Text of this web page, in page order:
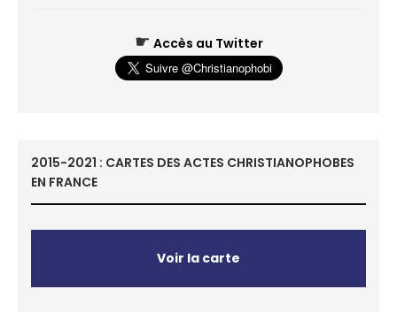
☛ Accès au Twitter
2015-2021 : CARTES DES ACTES CHRISTIANOPHOBES
EN FRANCE
Voir la carte